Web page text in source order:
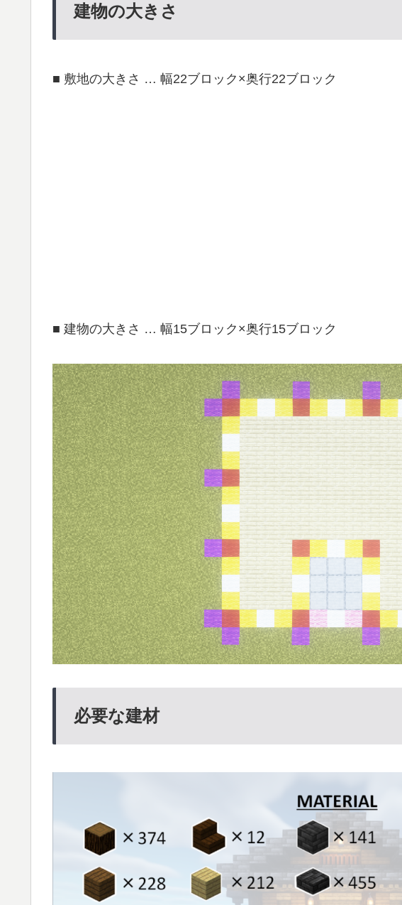
建物の大きさ
■ 敷地の大きさ … 幅22ブロック×奥行22ブロック
■ 建物の大きさ … 幅15ブロック×奥行15ブロック
必要な建材